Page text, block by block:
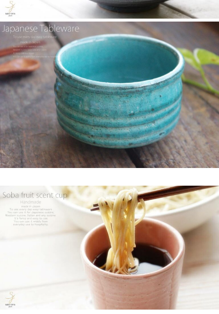
チ！『名鉄小牧線ぶらり旅～味岡駅編～』で 白いごはん器のお
店 らいすぼーる 小牧店が紹介されました。
2025/2/5
らいすぼ～るのYouTube公式チャンネルがスタートしました！ぜ
ひご覧ください。チャンネル登録お願いします♪
2025/2/5
≪テレビで紹介されました≫ 2024年1月21日 大垣ケーブルテレ
ビ『里見まさとのご町内探訪 おちょぼさんの参道をぶらぶら歩
くふれあい散歩』で 白いごはん器のお店 らいすぼーる 千代保稲
荷神社店が紹介されました。
≪おすすめ≫ちょこっとがうれしい♪何個あっても便利な手づく
り豆皿
≪第2弾 公式Youtubeチャンネル お買い物モニターアンバサダー
大募集☆≫ 詳しくはらいすぼ～るインスタグラムをチェッ
2025/2/4